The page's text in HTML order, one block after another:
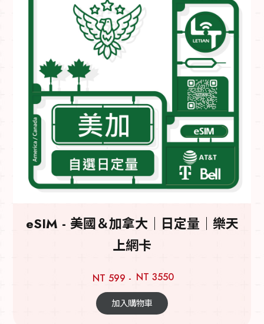
eSIM - 美國＆加拿大｜日定量｜樂天
上網卡
NT 599 - NT 3550
加入購物車